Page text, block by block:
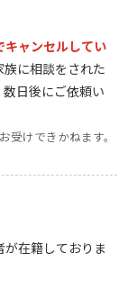
キャンセルしてい
に相談をされた
日後にご依頼い
けできかねます。
在籍しておりま